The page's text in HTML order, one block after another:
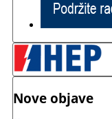
Nove objave